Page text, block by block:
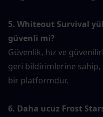
5. Whiteout Survival
güvenli mi?
Güvenlik, hız ve
geri bildirimlerine
bir platformdur.
6. Daha ucuz Frost